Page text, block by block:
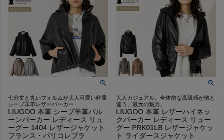
七分丈と丸いフォルムが大人可愛い軽量
シープ羊革レザーパーカー
LIUGOO 本革 シープ羊革バル
ーンパーカー レディース リュ
ーグー 1404 レザージャケット
フランス・パリコレブラ
大人カジュアル。全体的な高級感が他と
違う、最大の魅力。
LIUGOO 本革 レザーハイネッ
クパーカー レディース リュー
グー PRK01LB レザージャケッ
ト ライダースジャケット